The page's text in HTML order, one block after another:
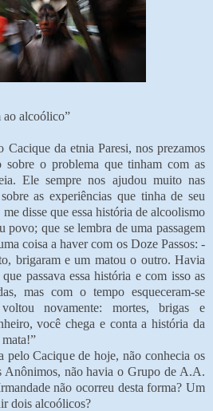
ao alcoólico”
da etnia Paresi, nos prezamos
o problema que tinham com as
Ele sempre nos ajudou muito nas
as experiências que tinha de seu
disse que essa história de alcoolismo
povo; que se lembra de uma passagem
coisa a haver com os Doze Passos: -
brigaram e um matou o outro. Havia
passava essa história e com isso as
mas com o tempo esqueceram-se
novamente: mortes, brigas e
você chega e conta a história da
pelo Cacique de hoje, não conhecia os
Anônimos, não havia o Grupo de A.A.
não ocorreu desta forma? Um
dois alcoólicos?